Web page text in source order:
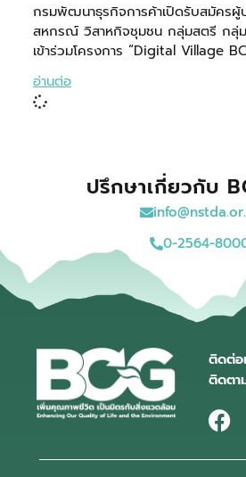
กรมพัฒนาธุรกิจการค้าเปิดรับสมัครผู้
สหกรณ์ วิสาหกิจชุมชน กลุ่มสตรี กลุ่ม
เข้าร่วมโครงการ “Digital Village
อ่านต่อ
ปรึกษาเกี่ยวกับ
0-2564-
ติดต่อ
ติดตา